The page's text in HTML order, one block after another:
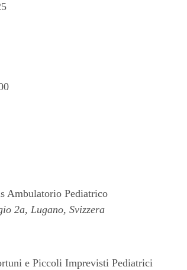
Ambulatorio Pediatrico
2a, Lugano, Svizzera
e Piccoli Imprevisti Pediatrici